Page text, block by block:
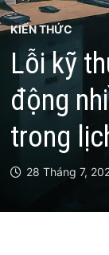
KIẾN THỨC
Lỗi kỹ
động
trong
28 Tháng 7,